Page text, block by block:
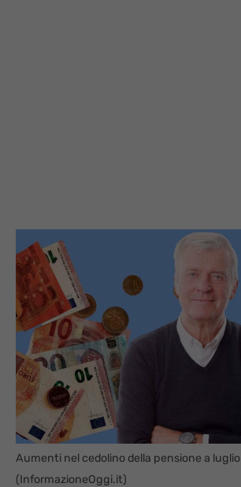
Aumenti nel cedolino della pensione a luglio
(InformazioneOggi.it)